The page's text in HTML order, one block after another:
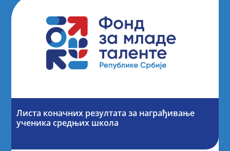
Листа коначних резултата за награђивање
ученика средњих школа